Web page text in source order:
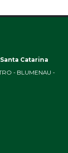
Catarina
- BLUMENAU -